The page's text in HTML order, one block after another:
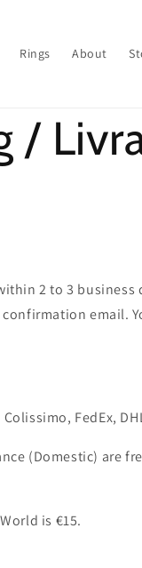
Rings About
/
2 to 3
email.
FedEx,
(Domestic) are
is €15.